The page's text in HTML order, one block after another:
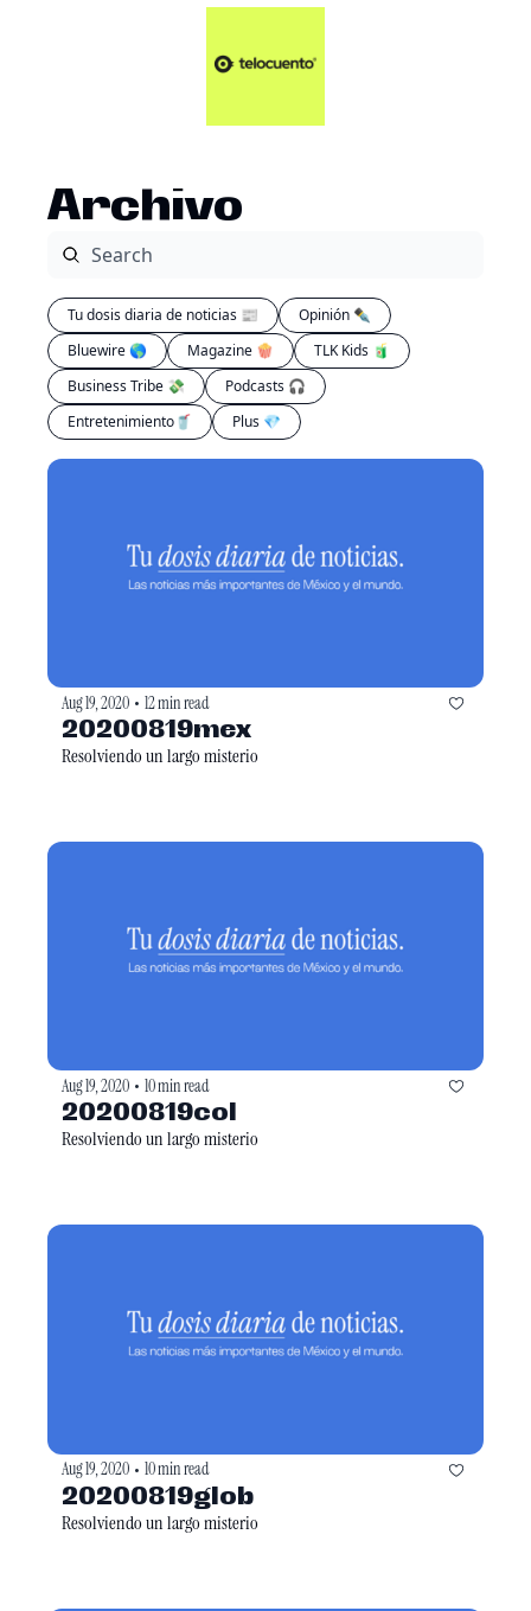
Artículos 📑
Plus 💎
Archivo
Tu dosis diaria de noticias 📰
Opinión ✒️
Bluewire 🌎
Magazine 🍿
TLK Kids 🧃
Business Tribe 💸
Podcasts 🎧
Entretenimiento🥤
Plus 💎
Aug 19, 2020 • 12 min read
20200819mex
Resolviendo un largo misterio
Aug 19, 2020 • 10 min read
20200819col
Resolviendo un largo misterio
Aug 19, 2020 • 10 min read
20200819glob
Resolviendo un largo misterio